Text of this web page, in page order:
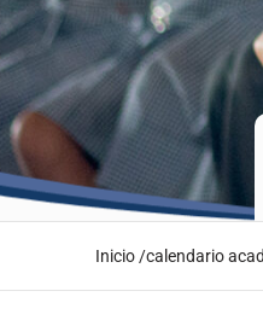
Inicio /calendario